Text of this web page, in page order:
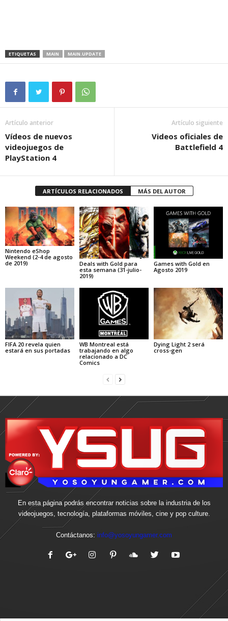
ETIQUETAS MAIN MAIN.UPDATE
Artículo anterior
Vídeos de nuevos
videojuegos de
PlayStation 4
Artículo siguiente
Videos oficiales de
Battlefield 4
ARTÍCULOS RELACIONADOS MÁS DEL AUTOR
Nintendo eShop
Weekend (2-4 de agosto
de 2019)
Deals with Gold para
esta semana (31-julio-
2019)
Games with Gold en
Agosto 2019
FIFA 20 revela quien
estará en sus portadas
WB Montreal está
trabajando en algo
relacionado a DC
Comics
Dying Light 2 será
cross-gen
En esta página podrás encontrar noticias sobre la industria de los
videojuegos, tecnología, plataformas móviles, cine y pop culture.
Contáctanos: info@yosoyungamer.com